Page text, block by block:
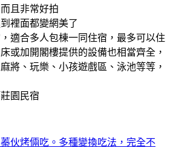
且非常好拍
裡面都變網美了
適合多人包棟一同住宿，最多可以住
或加開閣樓提供的設備也相當齊全，
將、玩樂、小孩遊戲區、泳池等等，
園民宿
伙烤倆吃。多種變換吃法，完全不